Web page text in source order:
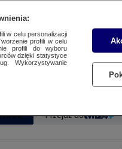
Przejdź do
w celu personalizacji
profili w celu
profili do wyboru
dzięki statystyce
Wykorzystywanie